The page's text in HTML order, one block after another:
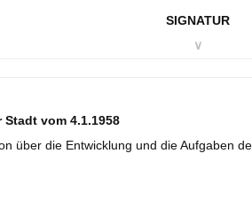
SIGNATUR
∨
vom 4.1.1958
über die Entwicklung und die Aufgaben